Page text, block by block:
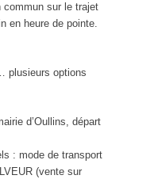
commun sur le trajet
en heure de pointe.
plusieurs options
d’Oullins, départ
: mode de transport
(vente sur